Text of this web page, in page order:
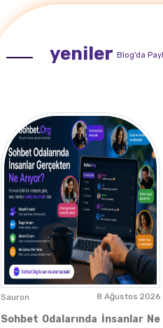
yeniler Blog'da
Sauron 8 Ağustos 2026
Sohbet Odalarında İnsanlar Ne